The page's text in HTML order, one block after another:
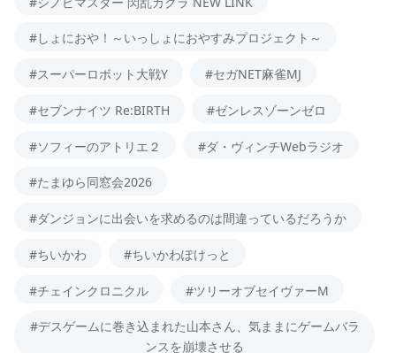
#しょにおや！～いっしょにおやすみプロジェクト～
#スーパーロボット大戦Y #セガNET麻雀MJ
#セブンナイツ Re:BIRTH #ゼンレスゾーンゼロ
#ソフィーのアトリエ２ #ダ・ヴィンチWebラジオ
#たまゆら同窓会2026
#ダンジョンに出会いを求めるのは間違っているだろうか
#ちいかわ #ちいかわぽけっと
#チェインクロニクル #ツリーオブセイヴァーM
#デスゲームに巻き込まれた山本さん、気ままにゲームバラ
ンスを崩壊させる